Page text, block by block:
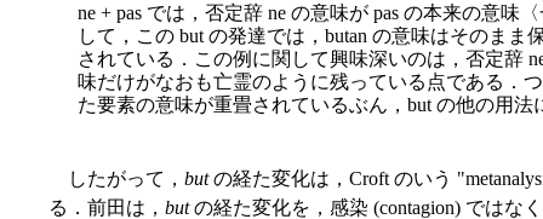
ne + pas では，否定辞 ne の意味が pas の本来の意味
して，この but の発達では，butan の意味はそのまま
されている．この例に関して興味深いのは，否定辞
味だけがなおも亡霊のように残っている点である．
た要素の意味が重畳されているぶん，but の他の用
したがって， butの経た変化は，Croft のいう
る．前田は， butの経た変化を，感染 (contagion) ではな